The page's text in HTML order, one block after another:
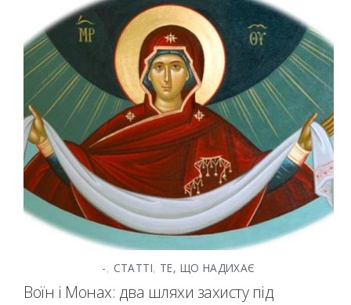
-, СТАТТІ, ТЕ, ЩО НАДИХАЄ
Воїн і Монах: два шляхи захисту під